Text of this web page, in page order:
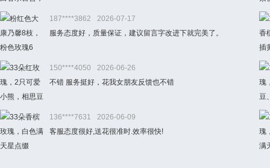
187****3862
2026-07-17
服务态度好，质量保证，建议留言字改进下就完美了。
150****4050
2026-06-26
不错 服务挺好，花我女朋友反馈也不错
136****7631
2026-06-09
客服态度很好,送花很准时.效率很快!